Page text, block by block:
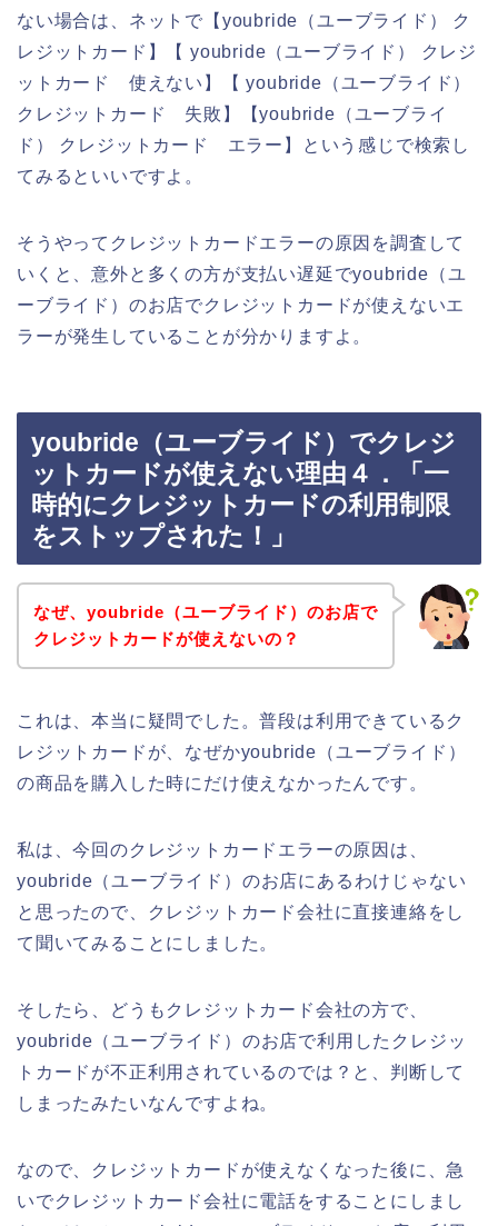
ない場合は、ネットで【youbride（ユーブライド） ク
レジットカード】【 youbride（ユーブライド） クレジ
ットカード 使えない】【 youbride（ユーブライド）
クレジットカード 失敗】【youbride（ユーブライ
ド） クレジットカード エラー】という感じで検索し
てみるといいですよ。
そうやってクレジットカードエラーの原因を調査して
いくと、意外と多くの方が支払い遅延でyoubride（ユ
ーブライド）のお店でクレジットカードが使えないエ
ラーが発生していることが分かりますよ。
youbride（ユーブライド）でクレジ
ットカードが使えない理由４．「一
時的にクレジットカードの利用制限
をストップされた！」
なぜ、youbride（ユーブライド）のお店で
クレジットカードが使えないの？
これは、本当に疑問でした。普段は利用できているク
レジットカードが、なぜかyoubride（ユーブライド）
の商品を購入した時にだけ使えなかったんです。
私は、今回のクレジットカードエラーの原因は、
youbride（ユーブライド）のお店にあるわけじゃない
と思ったので、クレジットカード会社に直接連絡をし
て聞いてみることにしました。
そしたら、どうもクレジットカード会社の方で、
youbride（ユーブライド）のお店で利用したクレジッ
トカードが不正利用されているのでは？と、判断して
しまったみたいなんですよね。
なので、クレジットカードが使えなくなった後に、急
いでクレジットカード会社に電話をすることにしまし